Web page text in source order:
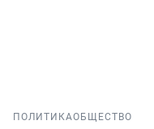
ПОЛИТИКАОБЩЕСТВО